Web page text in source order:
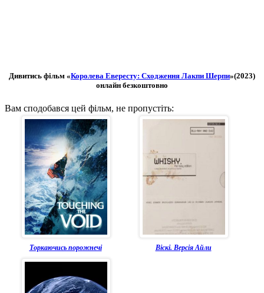
Дивитись фільм «Королева Евересту: Сходження Лакпи Шерпи»(2023)
онлайн безкоштовно
Вам сподобався цей фільм, не пропустіть:
Торкаючись порожнечі Віскі. Версія Айли